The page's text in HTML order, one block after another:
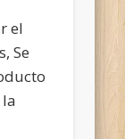
el
Se